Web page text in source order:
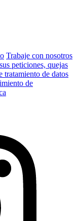
Trabaje con nosotros
peticiones, quejas
tratamiento de datos
de